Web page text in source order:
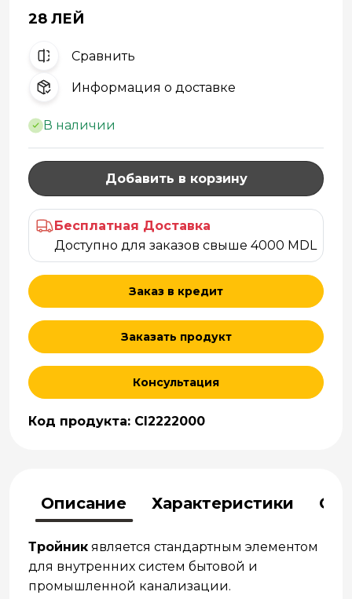
28 ЛЕЙ
Cравнить
Информация о доставке
В наличии
Добавить в корзину
Бесплатная Доставка
Доступно для заказов свыше 4000 MDL
Заказ в кредит
Заказать продукт
Консультация
Код продукта: CI2222000
Описание Характеристики
Тройник является стандартным элементом
для внутренних систем бытовой и
промышленной канализации.